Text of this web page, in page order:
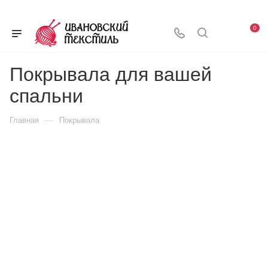
0
Покрывала для вашей
спальни
Главная — Покрывала